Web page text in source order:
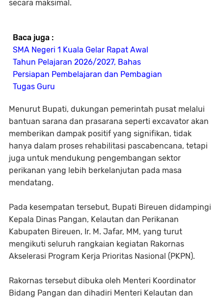
secara maksimal.
Baca juga :
SMA Negeri 1 Kuala Gelar Rapat Awal
Tahun Pelajaran 2026/2027, Bahas
Persiapan Pembelajaran dan Pembagian
Tugas Guru
Menurut Bupati, dukungan pemerintah pusat melalui
bantuan sarana dan prasarana seperti excavator akan
memberikan dampak positif yang signifikan, tidak
hanya dalam proses rehabilitasi pascabencana, tetapi
juga untuk mendukung pengembangan sektor
perikanan yang lebih berkelanjutan pada masa
mendatang.
Pada kesempatan tersebut, Bupati Bireuen didampingi
Kepala Dinas Pangan, Kelautan dan Perikanan
Kabupaten Bireuen, Ir. M. Jafar, MM, yang turut
mengikuti seluruh rangkaian kegiatan Rakornas
Akselerasi Program Kerja Prioritas Nasional (PKPN).
Rakornas tersebut dibuka oleh Menteri Koordinator
Bidang Pangan dan dihadiri Menteri Kelautan dan